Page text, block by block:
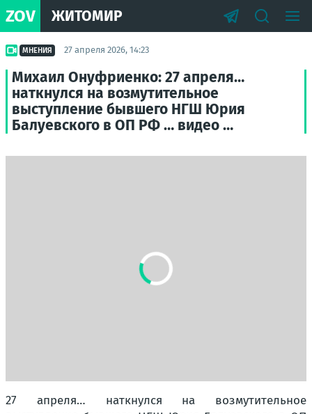
ZOV ЖИТОМИР
МНЕНИЯ 27 апреля 2026, 14:23
Михаил Онуфриенко: 27 апреля…
наткнулся на возмутительное
выступление бывшего НГШ Юрия
Балуевского в ОП РФ … видео …
27 апреля… наткнулся на возмутительное